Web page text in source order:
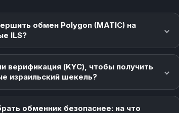
обмен Polygon (MATIC) на
ILS?
верификация (KYC), чтобы получить
израильский шекель?
обменник безопаснее: на что